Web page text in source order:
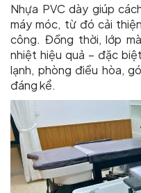
Nhựa PVC dày giúp
máy móc, từ đó cải
công. Đồng thời, lớp
nhiệt hiệu quả – đặc
lạnh, phòng điều hòa,
đáng kể.